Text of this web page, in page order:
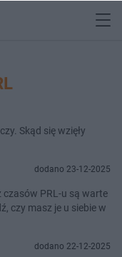
Skąd się wzięły
dodano 23-12-2025
czasów PRL-u są warte
czy masz je u siebie w
dodano 22-12-2025